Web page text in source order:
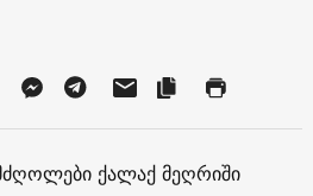
ქალაქ მეღრიში